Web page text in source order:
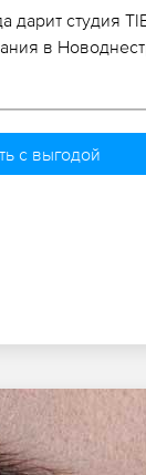
студия
в
с выгодой